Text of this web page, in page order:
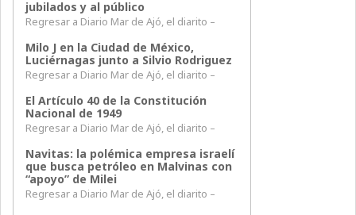
jubilados y al público
Regresar a Diario Mar de Ajó, el diarito –
Milo J en la Ciudad de México,
Luciérnagas junto a Silvio Rodriguez
Regresar a Diario Mar de Ajó, el diarito –
El Artículo 40 de la Constitución
Nacional de 1949
Regresar a Diario Mar de Ajó, el diarito –
Navitas: la polémica empresa israelí
que busca petróleo en Malvinas con
“apoyo” de Milei
Regresar a Diario Mar de Ajó, el diarito –